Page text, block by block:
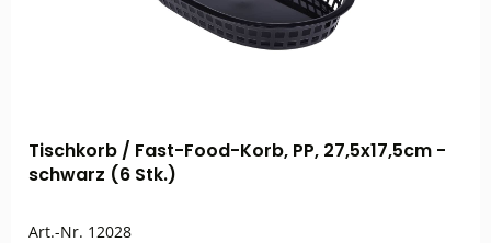
Tischkorb / Fast-Food-Korb, PP, 27,5x17,5cm -
schwarz (6 Stk.)
Art.-Nr. 12028